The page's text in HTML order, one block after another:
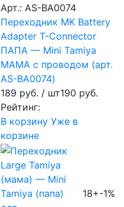
Арт.: AS-BA0074
Переходник MK Battery
Adapter T-Connector
ПАПА — Mini Tamiya
МАМА с проводом (арт.
AS-BA0074)
189 руб. / шт190 руб.
Рейтинг:
В корзину Уже в
корзине
18+-1%